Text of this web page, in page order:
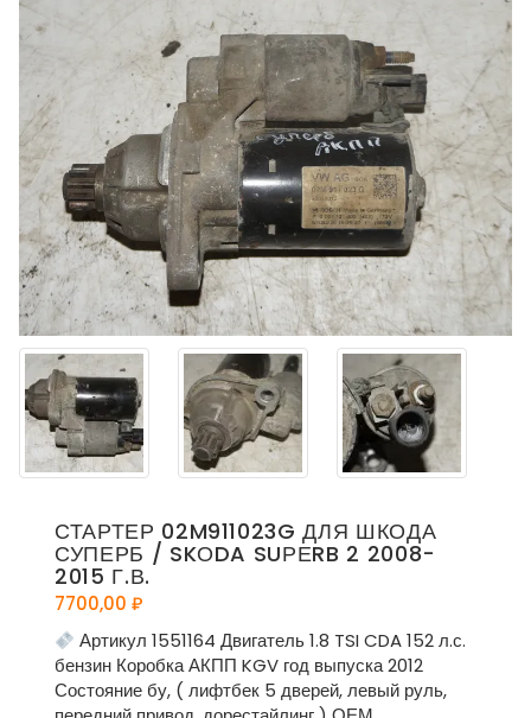
СТАРТЕР 02M911023G ДЛЯ ШКОДА
СУПЕРБ / SKОDA SUРЕRB 2 2008-
2015 Г.В.
7700,00 ₽
Артикул 1551164 Двигатель 1.8 TSI CDA 152 л.с.
бензин Коробка АКПП KGV год выпуска 2012
Состояние бу, ( лифтбек 5 дверей, левый руль,